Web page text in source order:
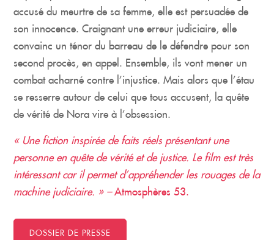
accusé du meurtre de sa femme, elle est persuadée de
son innocence. Craignant une erreur judiciaire, elle
convainc un ténor du barreau de le défendre pour son
second procès, en appel. Ensemble, ils vont mener un
combat acharné contre l’injustice. Mais alors que l’étau
se resserre autour de celui que tous accusent, la quête
de vérité de Nora vire à l’obsession.
« Une fiction inspirée de faits réels présentant une
personne en quête de vérité et de justice. Le film est très
intéressant car il permet d’appréhender les rouages de la
machine judiciaire. » –Atmosphères 53.
DOSSIER DE PRESSE